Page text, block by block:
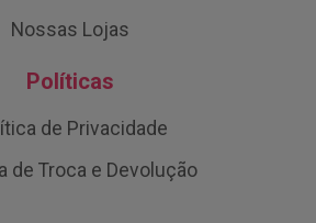
Nossas Lojas
Políticas
de Privacidade
de Troca e Devolução